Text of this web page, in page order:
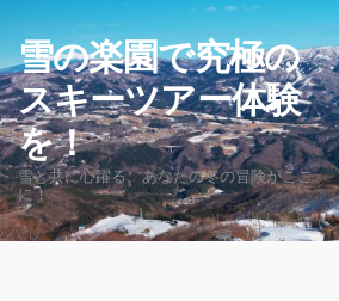
雪の楽園で究極の
スキーツアー体験
を！
雪と共に心躍る、あなたの冬の冒険がここ
に！